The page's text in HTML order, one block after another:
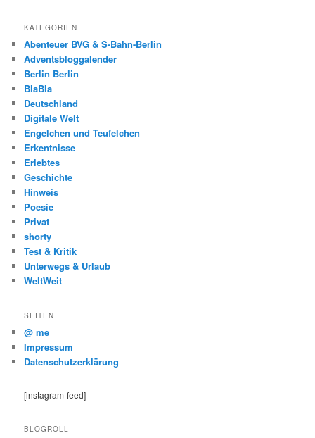
KATEGORIEN
Abenteuer BVG & S-Bahn-Berlin
Adventsbloggalender
Berlin Berlin
BlaBla
Deutschland
Digitale Welt
Engelchen und Teufelchen
Erkentnisse
Erlebtes
Geschichte
Hinweis
Poesie
Privat
shorty
Test & Kritik
Unterwegs & Urlaub
WeltWeit
SEITEN
@ me
Impressum
Datenschutzerklärung
[instagram-feed]
BLOGROLL